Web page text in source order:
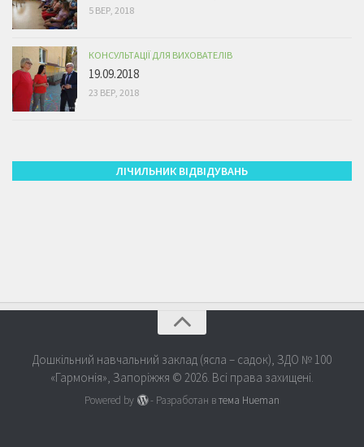
5 ВЕР, 2018
КОНСУЛЬТАЦІЇ ДЛЯ ВИХОВАТЕЛІВ
19.09.2018
23 ВЕР, 2018
ЛІЧИЛЬНИК ВІДВІДУВАНЬ
Дошкільний навчальний заклад (ясла – садок), ЗДО № 100
«Гармонія», Запоріжжя © 2026. Всі права захищені.
Powered by - Разработан втема Hueman